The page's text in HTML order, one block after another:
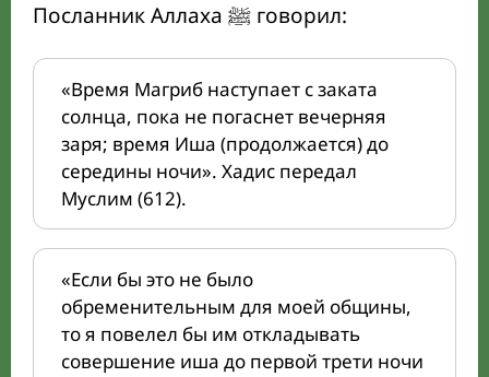
Посланник Аллаха ﷺ говорил:
«Время Магриб наступает с заката
солнца, пока не погаснет вечерняя
заря; время Иша (продолжается) до
середины ночи». Хадис передал
Муслим (612).
«Если бы это не было
обременительным для моей общины,
то я повелел бы им откладывать
совершение иша до первой трети ночи